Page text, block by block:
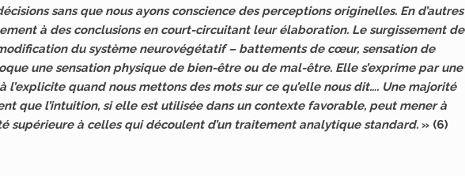
sans que nous ayons conscience des perceptions originelles. En d’autres
à des conclusions en court-circuitant leur élaboration. Le surgissement de
modification du système neurovégétatif – battements de cœur, sensation de
une sensation physique de bien-être ou de mal-être. Elle s’exprime par une
l’explicite quand nous mettons des mots sur ce qu’elle nous dit…. Une majorité
que l’intuition, si elle est utilisée dans un contexte favorable, peut mener à
supérieure à celles qui découlent d’un traitement analytique standard. » (6)